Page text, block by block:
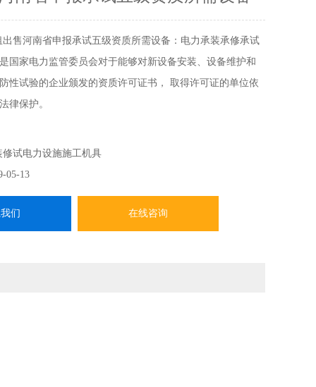
出售河南省申报承试五级资质所需设备：电力承装承修承试
国家电力监管委员会对于能够对新设备安装、设备维护和
性试验的企业颁发的资质许可证书， 取得许可证的单位依
律保护。
修试电力设施施工机具
05-13
们 在线咨询